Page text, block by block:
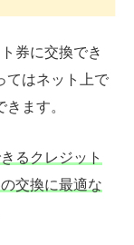
券に交換でき
てはネット上で
ます。
るクレジット
交換に最適な